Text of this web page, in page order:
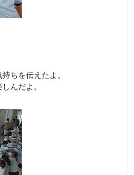
ちを伝えたよ。
んだよ。